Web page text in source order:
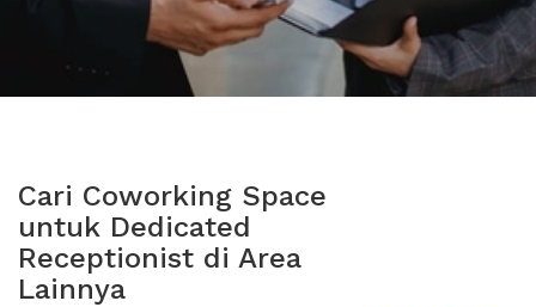
Cari Coworking Space
untuk Dedicated
Receptionist di Area
Lainnya